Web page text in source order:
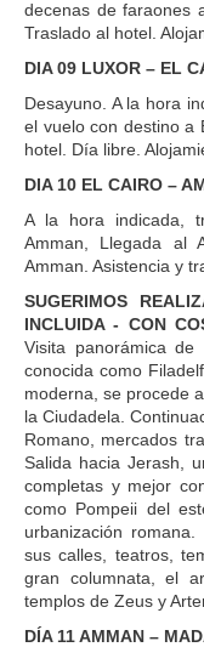
decenas de faraones
Traslado al hotel.
DIA 09 LUXOR – EL
Desayuno. A la hora
el vuelo con destino a
hotel. Día libre.
DIA 10 EL CAIRO –
A la hora indicada,
Amman, Llegada al
Amman. Asistencia y
SUGERIMOS
INCLUIDA - CON
Visita panorámica
conocida como
moderna, se procede
la Ciudadela.
Romano, mercados
Salida hacia Jerash,
completas y mejor
como Pompeii del
urbanización
sus calles, teatros,
gran columnata, el
templos de Zeus y
DÍA 11 AMMAN –